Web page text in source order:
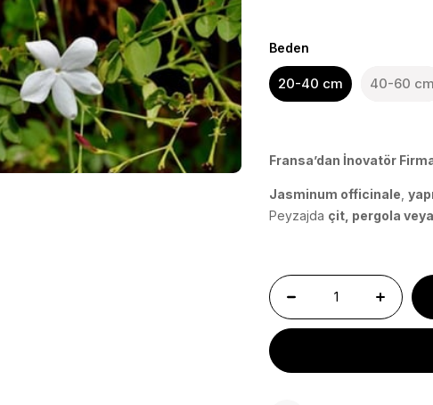
Beden
20-40 cm 40-60 cm
Fransa’dan İnovatör
Jasminum officinale ,
Peyzajda çit, pergola